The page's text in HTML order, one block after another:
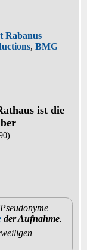
Rabanus
, BMG
ist die
der Aufnahme.